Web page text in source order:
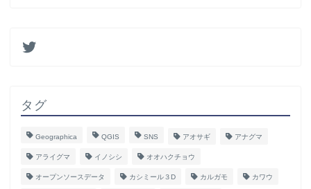
タグ
Geographica QGIS SNS アオサギ アナグマ
アライグマ イノシシ オオハクチョウ
オープンソースデータ カシミール３D カルガモ カワウ